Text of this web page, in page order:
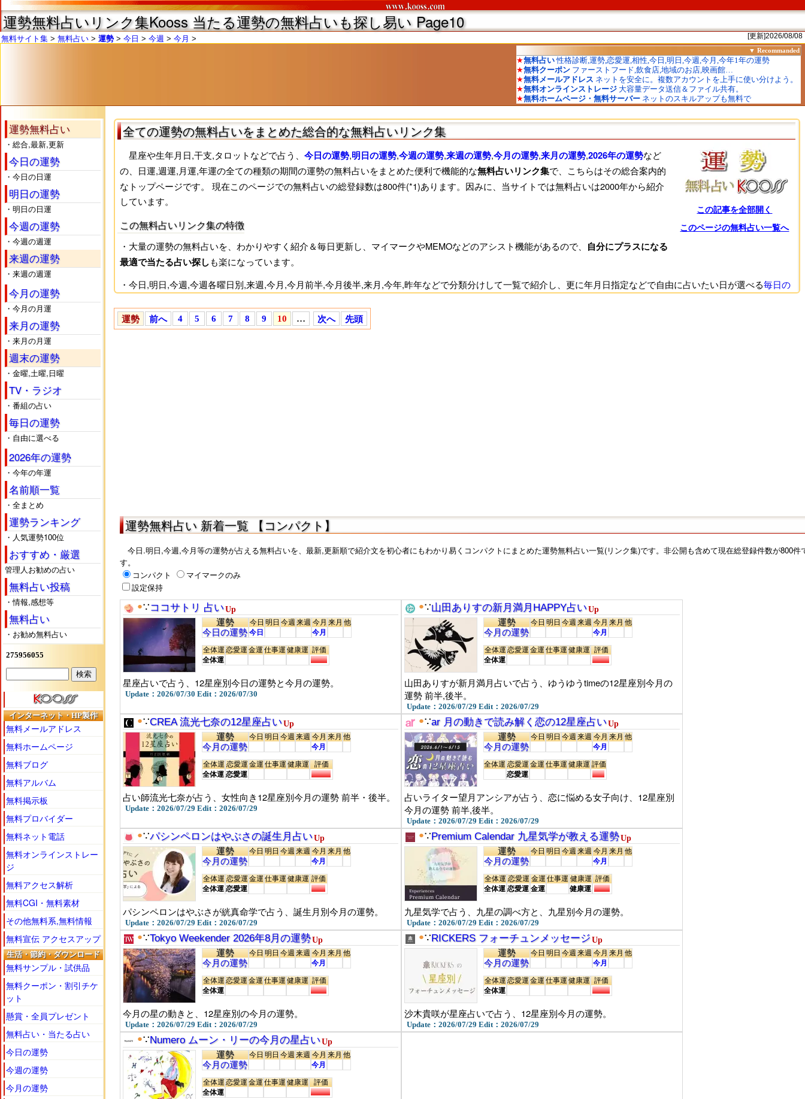
運勢無料占いリンク集Kooss当たる運勢の無料占いも探し易い Page10
無料サイト集 無料占い 運勢 今日 今週 今月 [更新]2026/08/08
運勢無料占い
・総合,最新,更新
今日の運勢
・今日の日運
明日の運勢
・明日の日運
今週の運勢
・今週の週運
来週の運勢
・来週の週運
今月の運勢
・今月の月運
来月の運勢
・来月の月運
週末の運勢
・金曜,土曜,日曜
TV・ラジオ
・番組の占い
毎日の運勢
・自由に選べる
2026年の運勢
・今年の年運
名前順一覧
・全まとめ
運勢ランキング
・人気運勢100位
おすすめ・厳選
管理人お勧めの占い
無料占い投稿
・情報,感想等
無料占い
・お勧め無料占い
275956055
全ての運勢の無料占いをまとめた総合的な無料占いリンク集
この記事を全部開く
このページの無料占い一覧へ
星座や生年月日,干支,タロットなどで占う、 今日の運勢,明日の運勢,今週の運勢,来週の運勢,今月の運勢,来月の運勢,2026年の運勢など
の、日運,週運,月運,年運の全ての種類の期間の運勢の無料占いをまとめた便利で機能的な無料占いリンク集で、こちらはその総合案内的
なトップページです。 現在このページでの無料占いの総登録数は800件(*1)あります。因みに、当サイトでは無料占いは2000年から紹介
しています。
この無料占いリンク集の特徴
・大量の運勢の無料占いを、わかりやすく紹介＆毎日更新し、マイマークやMEMOなどのアシスト機能があるので、 自分にプラスになる
最適で当たる占い探しも楽になっています。
・今日,明日,今週,今週各曜日別,来週,今月,今月前半,今月後半,来月,今年,昨年などで分類分けして一覧で紹介し、更に年月日指定などで自由に占いたい日が選べる毎日の
・今日,今週.今月の運勢などでは更新履歴の一覧もあり、更新チェックが楽
今月の運勢 今月の月間の運勢
来月の運勢 来月の月間の運勢
毎日の運勢 占いたい日が選べる
無料占い・当たる占い 無料占い厳選リンク集
一覧の表の見方 ジャンルと内容
今日
今日の運勢
明日
明日の運勢
今週
今週の運勢
今月
今月の運勢
来月
来月の運勢
明後日,今年の運勢,週末占い,年間占い
等。
運勢 前へ 4 5 6 7 8 9 10 … 次へ 先頭
運勢無料占い 新着一覧 【コンパクト】
今日.明日,今週,今月等の運勢が占える無料占いを、最新,更新順で紹介文を初心者にもわかり易くコンパクトにまとめた運勢無料占い一覧(リンク集)です。非公開も含めて現在総登録件数が800件
す。
コンパクト
マイマークのみ
設定保持
●∵ココサトリ 占いUp
運勢
今日の運勢
今日
今日
明日今週来週今月
今月
来月他
全体運
全体運
恋愛運金運仕事運健康運 評価
星座占いで占う、12星座別今日の運勢と今月の運勢。
Update：2026/07/30 Edit：2026/07/30
●∵山田ありすの新月満月HAPPY占いUp
運勢
今月の運勢
今日明日今週来週今月
今月
来月他
全体運
全体運
恋愛運金運仕事運健康運 評価
山田ありすが新月満月占いで占う、ゆうゆうtimeの12星座別今月の
運勢 前半,後半。
Update：2026/07/29 Edit：2026/07/29
●∵CREA 流光七奈の12星座占いUp
運勢
今月の運勢
今日明日今週来週今月
今月
来月他
全体運
全体運
恋愛運
恋愛運
金運仕事運健康運 評価
占い師流光七奈が占う、女性向き12星座別今月の運勢 前半・後半。
Update：2026/07/29 Edit：2026/07/29
●∵ar 月の動きで読み解く恋の12星座占いUp
運勢
今月の運勢
今日明日今週来週今月
今月
来月他
全体運恋愛運
恋愛運
金運仕事運健康運評価
占いライター望月アンシアが占う、恋に悩める女子向け、12星座別
今月の運勢 前半,後半。
Update：2026/07/29 Edit：2026/07/29
●∵パシンペロンはやぶさの誕生月占いUp
運勢
今月の運勢
今日明日今週来週今月
今月
来月他
全体運
全体運
恋愛運
恋愛運
金運仕事運健康運 評価
パシンペロンはやぶさが絖真命学で占う、誕生月別今月の運勢。
Update：2026/07/29 Edit：2026/07/29
●∵ Premium Calendar 九星気学が教える運勢Up
運勢
今月の運勢
今日明日今週来週今月
今月
来月他
全体運
全体運
恋愛運
恋愛運
金運
金運
仕事運健康運
健康運
評価
九星気学で占う、九星の調べ方と、九星別今月の運勢。
Update：2026/07/29 Edit：2026/07/29
●∵Tokyo Weekender 2026年8月の運勢Up
運勢
今月の運勢
今日明日今週来週今月
今月
来月他
全体運
全体運
恋愛運金運仕事運健康運 評価
今月の星の動きと、12星座別の今月の運勢。
Update：2026/07/29 Edit：2026/07/29
●∵ RICKERS フォーチュンメッセージ Up
運勢
今月の運勢
今日明日今週来週今月
今月
来月他
全体運
全体運
恋愛運金運仕事運健康運 評価
沙木貴咲が星座占いで占う、12星座別今月の運勢。
Update：2026/07/29 Edit：2026/07/29
●∵Numero ムーン・リーの今月の星占いUp
運勢
今月の運勢
今日明日今週来週今月
今月
来月他
全体運
全体運
恋愛運金運仕事運健康運 評価
インターネット・HP製作
無料メールアドレス
無料ホームページ
無料ブログ
無料アルバム
無料掲示板
無料プロバイダー
無料ネット電話
無料オンラインストレー
ジ
無料アクセス解析
無料CGI・無料素材
その他無料系,無料情報
無料宣伝 アクセスアップ
生活・節約・ダウンロード
無料サンプル・試供品
無料クーポン・割引チケ
ット
懸賞・全員プレゼント
無料占い・当たる占い
今日の運勢
今週の運勢
今月の運勢